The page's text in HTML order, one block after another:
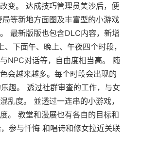
变。 达成技巧管理员美沙后，便
等新地方面图及丰富型的小游戏
最新版版也包含DLC内容，新增
下面午、晚上、午夜四个时段，
NPC对话等，自由度相当高。 随
会越来越多。每个时段会出现的
趣。 透过社群审查的工作，与女
乱度。 並透过一连串的小游戏，
。 教堂和漫展也有各自的目标和
参与忏悔 和唱诗和修女拉近关联